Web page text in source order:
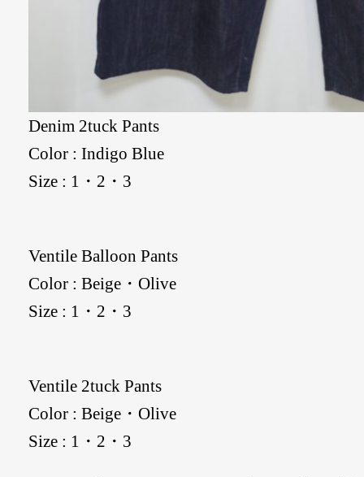
Denim 2tuck Pants
Color : Indigo Blue
Size : 1・2・3
Ventile Balloon Pants
Color : Beige・Olive
Size : 1・2・3
Ventile 2tuck Pants
Color : Beige・Olive
Size : 1・2・3